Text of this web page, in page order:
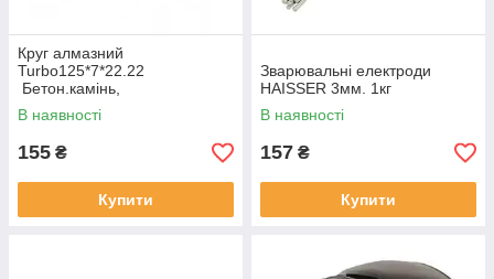
Круг алмазний
Turbo125*7*22.22
Бетон.камінь,
В наявності
155 ₴
Купити
Зварювальні електроди
HAISSER 3мм. 1кг
В наявності
157 ₴
Купити